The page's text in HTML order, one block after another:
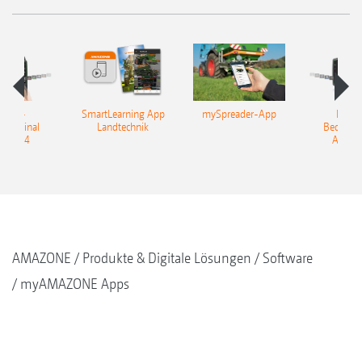
4
SmartLearning App
Landtechnik
mySpreader-App
AMAZONE Produkte & Digitale Lösungen
Software
myAMAZONE Apps